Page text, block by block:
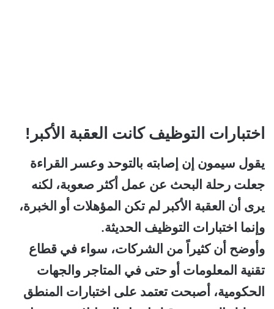
اختبارات التوظيف كانت العقبة الأكبر!
يقول سيمون إن إصابته بالتوحد وعسر القراءة
جعلت رحلة البحث عن عمل أكثر صعوبة، لكنه
يرى أن العقبة الأكبر لم تكن المؤهلات أو الخبرة،
وإنما اختبارات التوظيف الحديثة.
وأوضح أن كثيراً من الشركات، سواء في قطاع
تقنية المعلومات أو حتى في المتاجر والجهات
الحكومية، أصبحت تعتمد على اختبارات المنطق